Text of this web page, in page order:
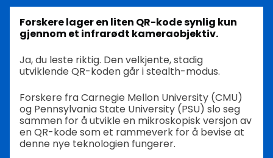
Forskere lager en liten QR-kode synlig kun
gjennom et infrarødt kameraobjektiv.
Ja, du leste riktig. Den velkjente, stadig
utviklende QR-koden går i stealth-modus.
Forskere fra Carnegie Mellon University (CMU)
og Pennsylvania State University (PSU) slo seg
sammen for å utvikle en mikroskopisk versjon av
en QR-kode som et rammeverk for å bevise at
denne nye teknologien fungerer.